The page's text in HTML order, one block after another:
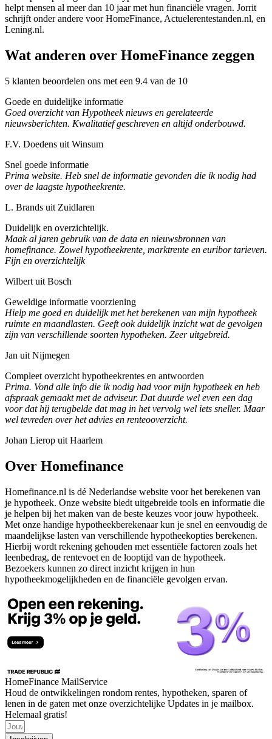
helpt mensen al meer dan 10 jaar met hun financiële vragen. Jorrit
schrijft onder andere voor HomeFinance, Actuelerentestanden.nl, en
Lening.nl.
Wat anderen over HomeFinance zeggen
5 klanten beoordelen ons met een 9.4 van de 10
Goede en duidelijke informatie
Goed overzicht van Hypotheek nieuws en gerelateerde
nieuwsberichten. Kwalitatief geschreven en altijd onderbouwd.
F.V. Doedens uit Winsum
Snel goede informatie
Prima website. Heb snel de informatie gevonden die ik nodig had
over de laagste hypotheekrente.
L. Brands uit Zuidlaren
Duidelijk en overzichtelijk.
Maak al jaren gebruik van de data en nieuwsbronnen van
homefinance. Zowel hypotheekrente, marktrente en euribor tarieven.
Fijn en overzichtelijk
Wilbert uit Bosch
Geweldige informatie voorziening
Hielp me goed en duidelijk met het berekenen van mijn hypotheek
ruimte en maandlasten. Geeft ook duidelijk inzicht wat de gevolgen
zijn van verschillende soorten hypotheken. Zeer uitgebreid.
Jan uit Nijmegen
Compleet overzicht hypotheekrentes en antwoorden
Prima. Vond alle info die ik nodig had voor mijn hypotheek en heb
afspraak gemaakt met de adviseur. Dat duurde wel even een dag
voor dat hij terugbelde dat mag in het vervolg wel iets sneller. Maar
wel tevreden over het advies en renteooverzicht.
Johan Lierop uit Haarlem
Over Homefinance
Homefinance.nl is dé Nederlandse website voor het berekenen van
je hypotheek. Onze website biedt uitgebreide tools en informatie die
je helpen bij het maken van de beste keuzes voor jouw hypotheek.
Met onze handige hypotheekberekenaar kun je snel en eenvoudig de
maandelijkse lasten van verschillende hypotheekopties berekenen.
Hierbij wordt rekening gehouden met essentiële factoren zoals het
leenbedrag, de rentevoet en de looptijd van de hypotheek.
Bezoekers kunnen zo direct inzicht krijgen in hun
hypotheekmogelijkheden en de financiële gevolgen ervan.
HomeFinance MailService
Houd de ontwikkelingen rondom rentes, hypotheken, sparen of
lenen in de gaten met onze overzichtelijke Updates in je mailbox.
Helemaal gratis!